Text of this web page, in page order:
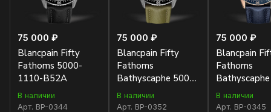
75 000 ₽
Blancpain Fifty
Fathoms 5000-
1110-B52A
В наличии
Арт. BP-0344
75 000 ₽
Blancpain Fifty
Fathoms
Bathyscaphe 5000-
1110-K52A
В наличии
Арт. BP-0352
75 000 ₽
Blancpain
Fathoms
36S40-O52A
В наличии
Арт. BP-0345